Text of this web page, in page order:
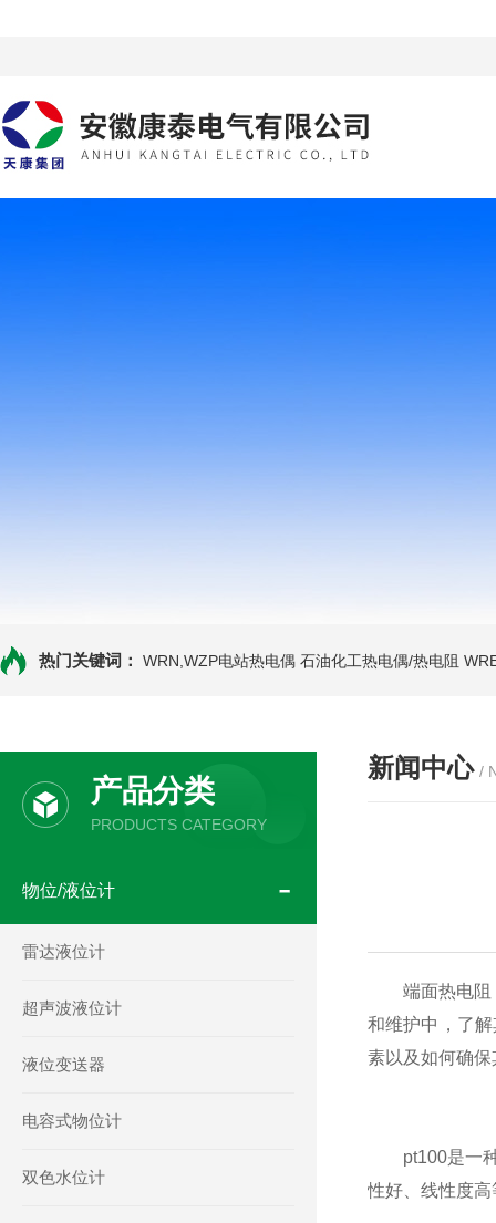
热门关键词： WRN,WZP电站热电偶 石油化工热电偶/热电阻
产品分类
PRODUCTS CATEGORY
物位/液位计
雷达液位计
超声波液位计
液位变送器
电容式物位计
双色水位计
新闻中心 /
端面热电阻，
和维护中，了
素以及如何确
pt100是一种
性好、线性度